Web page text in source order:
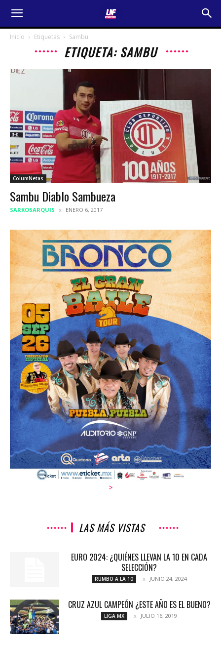
Inicio Etiquetas Sambu
ETIQUETA: SAMBU
ColumNetas
Sambu Diablo Sambueza
SARKOSARQUIS ENERO 6, 2017
>
LAS MÁS VISTAS
EURO 2024: ¿QUIÉNES LLEVAN LA 10 EN CADA
SELECCIÓN?
RUMBO A LA 10 JUNIO 24, 2024
CRUZ AZUL CAMPEÓN ¿ESTE AÑO ES EL BUENO?
LIGA MX JULIO 16, 2019